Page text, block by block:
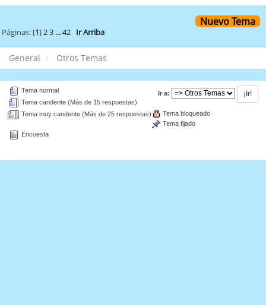
Nuevo Tema
Páginas: [1]2 3 ...42 Ir Arriba
General Otros Temas
Ir a:
Tema normal
Tema candente (Más de 15 respuestas)
Tema muy candente (Más de 25 respuestas)
Tema bloqueado
Tema fijado
Encuesta